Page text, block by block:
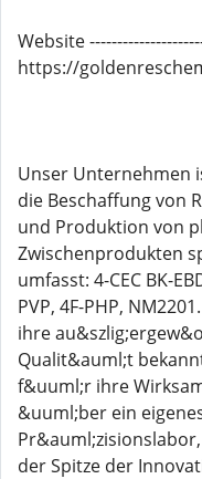
Website
https://
Unser Unternehmen
die Beschaffung von
und Produktion von
Zwischenprodukten
umfasst: 4-CEC BK-
PVP, 4F-PHP,
ihre
Qualit&auml;t
f&uuml;r ihre
&uuml;ber ein
der Spitze der